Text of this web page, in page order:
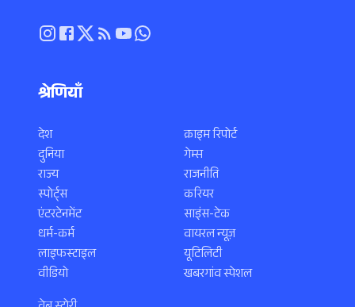
श्रेणियाँ
देश
दुनिया
राज्य
स्पोर्ट्स
एंटरटेनमेंट
धर्म-कर्म
लाइफस्टाइल
वीडियो
क्राइम रिपोर्ट
गेम्स
राजनीति
करियर
साइंस-टेक
वायरल न्यूज़
यूटिलिटी
खबरगांव स्पेशल